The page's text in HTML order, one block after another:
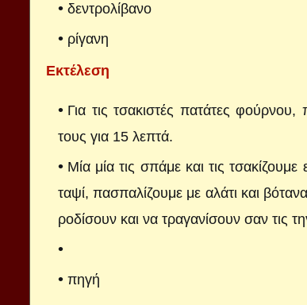
δεντρολίβανο
ρίγανη
Εκτέλεση
Για τις τσακιστές πατάτες
τους για 15 λεπτά.
Μία μία τις σπάμε και τις
ταψί, πασπαλίζουμε με αλάτι και
ροδίσουν και να τραγανίσουν σαν τις
πηγή